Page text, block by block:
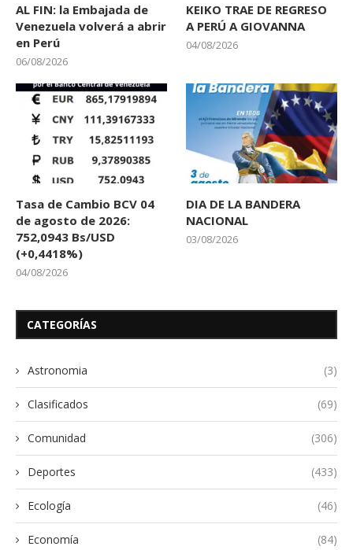
AL FIN: la Embajada de
Venezuela volverá a abrir
en Perú
06/08/2026
KEIKO TRAE DE REGRESO
A PERÚ A GIOVANNA
04/08/2026
Tasa de Cambio BCV 04
de agosto de 2026:
752,0943 Bs/USD
(+0,4418%)
04/08/2026
DIA DE LA BANDERA
NACIONAL
03/08/2026
CATEGORÍAS
Astronomia (3)
Clasificados (69)
Comunidad (306)
Deportes (433)
Ecología (46)
Economía (84)